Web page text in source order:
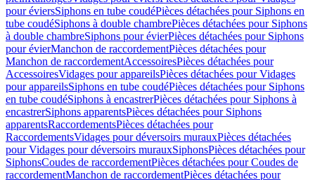
pour éviersSiphons en tube coudéPièces détachées pour Siphons en
tube coudéSiphons à double chambrePièces détachées pour Siphons
à double chambreSiphons pour évierPièces détachées pour Siphons
pour évierManchon de raccordementPièces détachées pour
Manchon de raccordementAccessoiresPièces détachées pour
AccessoiresVidages pour appareilsPièces détachées pour Vidages
pour appareilsSiphons en tube coudéPièces détachées pour Siphons
en tube coudéSiphons à encastrerPièces détachées pour Siphons à
encastrerSiphons apparentsPièces détachées pour Siphons
apparentsRaccordementsPièces détachées pour
RaccordementsVidages pour déversoirs murauxPièces détachées
pour Vidages pour déversoirs murauxSiphonsPièces détachées pour
SiphonsCoudes de raccordementPièces détachées pour Coudes de
raccordementManchon de raccordementPièces détachées pour